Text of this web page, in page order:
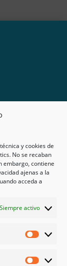
y cookies de
No se recaban
embargo, contiene
ajenas a la
acceda a
Siempre activo